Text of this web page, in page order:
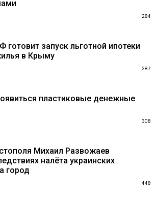
284
готовит запуск льготной ипотеки
в Крыму
287
пластиковые денежные
308
Михаил Развожаев
налёта украинских
город
448